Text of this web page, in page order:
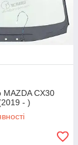
MAZDA CX30
- )